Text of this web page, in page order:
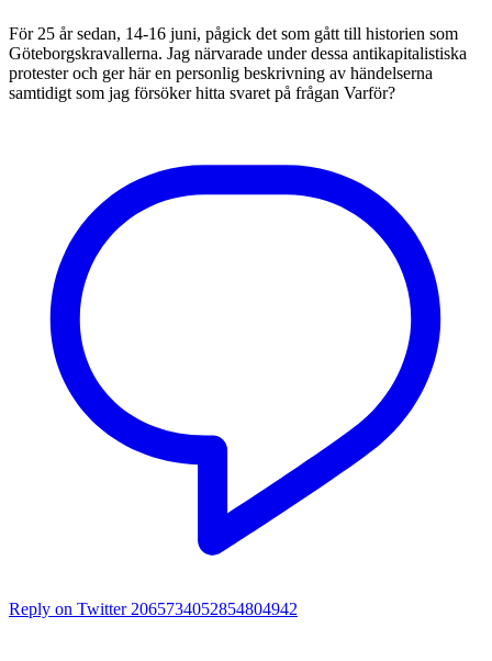
För 25 år sedan, 14-16 juni, pågick det som gått till historien som
Göteborgskravallerna. Jag närvarade under dessa antikapitalistiska
protester och ger här en personlig beskrivning av händelserna
samtidigt som jag försöker hitta svaret på frågan Varför?
Reply on Twitter 2065734052854804942